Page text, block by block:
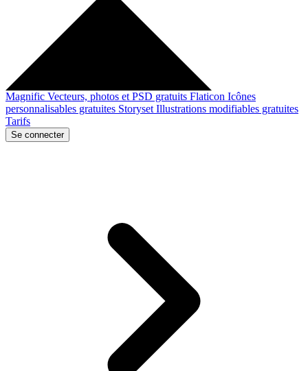
Magnific Vecteurs, photos et PSD gratuits Flaticon Icônes
personnalisables gratuites Storyset Illustrations modifiables gratuites
Tarifs
Se connecter